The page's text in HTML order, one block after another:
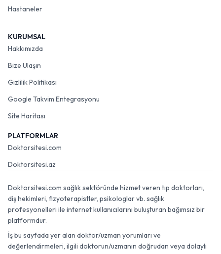
Hastaneler
KURUMSAL
Hakkımızda
Bize Ulaşın
Gizlilik Politikası
Google Takvim Entegrasyonu
Site Haritası
PLATFORMLAR
Doktorsitesi.com
Doktorsitesi.az
Doktorsitesi.com sağlık sektöründe hizmet veren tıp doktorları,
diş hekimleri, fizyoterapistler, psikologlar vb. sağlık
profesyonelleri ile internet kullanıcılarını buluşturan bağımsız bir
platformdur.
İş bu sayfada yer alan doktor/uzman yorumları ve
değerlendirmeleri, ilgili doktorun/uzmanın doğrudan veya dolaylı